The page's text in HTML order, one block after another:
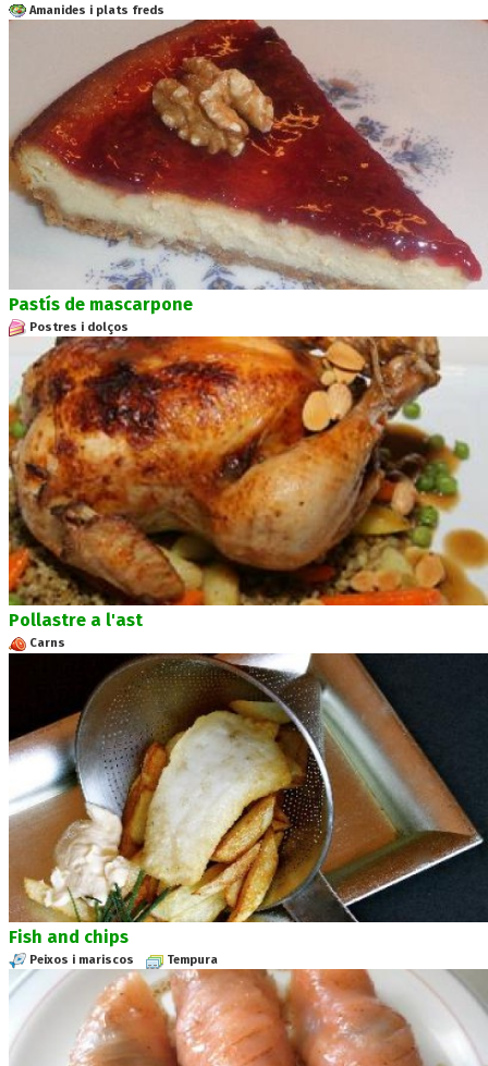
Amanides i plats freds
Pastís de mascarpone
Postres i dolços
Pollastre a l'ast
Carns
Fish and chips
Peixos i mariscos Tempura